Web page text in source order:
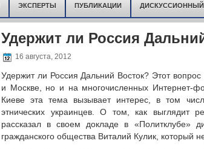
ЭКСПЕРТЫ ПУБЛИКАЦИИ
Удержит ли Россия
16 августа, 2012
Удержит ли Россия Дальний Восток? Этот
и Москве, но и на многочисленных Интернет-
Киеве эта тема вызывает интерес, в том
этнических украинцев. О том, как выглядит
рассказал в своем докладе в «Политклубе»
гражданского общества Виталий Кулик, который